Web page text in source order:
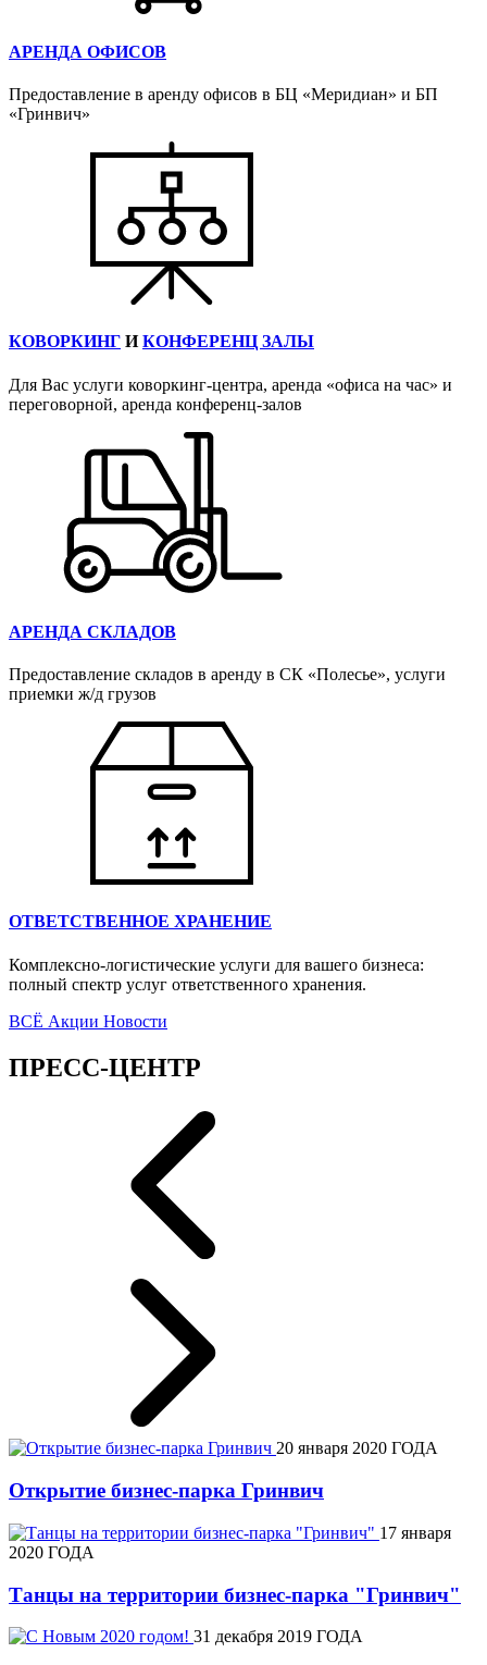
АРЕНДА ОФИСОВ
Предоставление в аренду офисов в БЦ «Меридиан» и БП
«Гринвич»
КОВОРКИНГ ИКОНФЕРЕНЦ ЗАЛЫ
Для Вас услуги коворкинг-центра, аренда «офиса на час» и
переговорной, аренда конференц-залов
АРЕНДА СКЛАДОВ
Предоставление складов в аренду в СК «Полесье», услуги
приемки ж/д грузов
ОТВЕТСТВЕННОЕ ХРАНЕНИЕ
Комплексно-логистические услуги для вашего бизнеса:
полный спектр услуг ответственного хранения.
ВСЁ Акции Новости
ПРЕСС-ЦЕНТР
20 января 2020 ГОДА
Открытие бизнес-парка Гринвич
17 января
2020 ГОДА
Танцы на территории бизнес-парка "Гринвич"
31 декабря 2019 ГОДА